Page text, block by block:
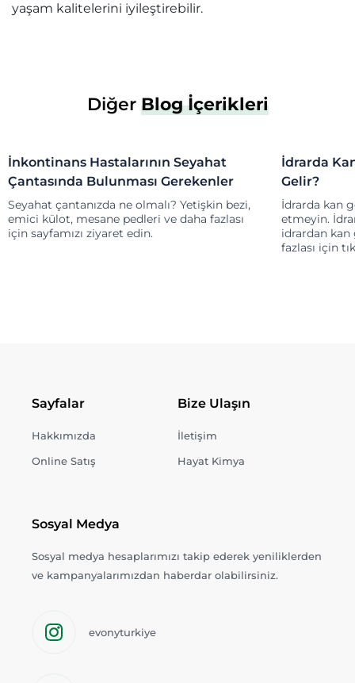
yaşam kalitelerini iyileştirebilir.
Diğer Blog İçerikleri
İnkontinans Hastalarının Seyahat
Çantasında Bulunması Gerekenler
Seyahat çantanızda ne olmalı? Yetişkin bezi,
emici külot, mesane pedleri ve daha fazlası
için sayfamızı ziyaret edin.
İdrarda
Gelir?
İdrarda kan
etmeyin.
idrardan kan
fazlası için
Sayfalar
Hakkımızda
Online Satış
Bize Ulaşın
İletişim
Hayat Kimya
Sosyal Medya
Sosyal medya hesaplarımızı takip ederek yeniliklerden
ve kampanyalarımızdan haberdar olabilirsiniz.
evonyturkiye